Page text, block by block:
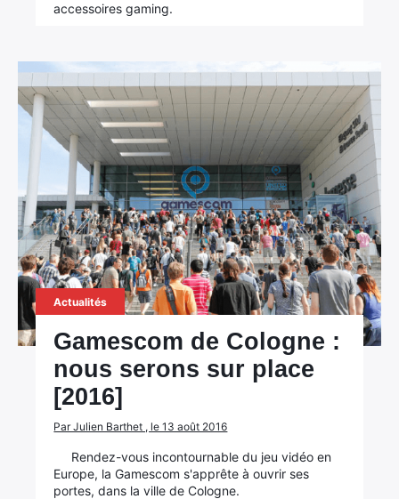
accessoires gaming.
Actualités
Gamescom de Cologne :
nous serons sur place
[2016]
Par Julien Barthet , le 13 août 2016
Rendez-vous incontournable du jeu vidéo en
Europe, la Gamescom s'apprête à ouvrir ses
portes, dans la ville de Cologne.